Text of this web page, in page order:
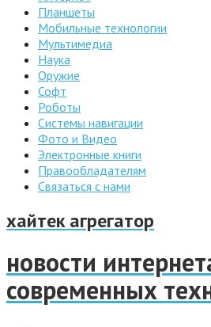
Планшеты
Мобильные технологии
Мультимедиа
Наука
Оружие
Софт
Роботы
Системы навигации
Фото и Видео
Электронные книги
Правообладателям
Связаться с нами
хайтек агрегатор
новости
современных